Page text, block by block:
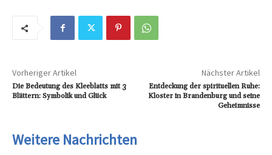
Vorheriger Artikel
Die Bedeutung des Kleeblatts mit 3
Blättern: Symbolik und Glück
Nächster Artikel
Entdeckung der spirituellen Ruhe:
Kloster in Brandenburg und seine
Geheimnisse
Weitere Nachrichten